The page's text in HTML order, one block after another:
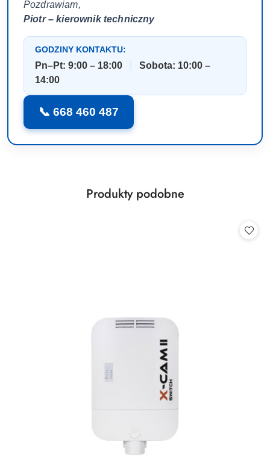
Pozdrawiam,
Piotr – kierownik techniczny
GODZINY KONTAKTU:
Pn–Pt: 9:00 – 18:00
Sobota: 10:00 –
14:00
📞 668 460 487
Pomiń karuzelę produktów
Produkty
Produkty podobne